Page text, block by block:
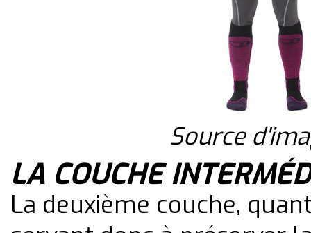
Source
LA COUCHE
La deuxième couche,